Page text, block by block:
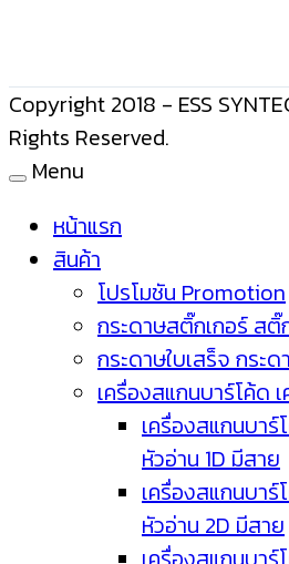
Copyright 2018 - ESS
Rights Reserved.
Menu
หน้าแรก
สินค้า
โปรโมชัน Promotion
กระดาษสติ๊กเกอร์ สติ๊
กระดาษใบเสร็จ กระ
เครื่องสแกนบาร์โค้ด
เครื่องสแกนบาร์
หัวอ่าน 1D มีสาย
เครื่องสแกนบาร์
หัวอ่าน 2D มีสาย